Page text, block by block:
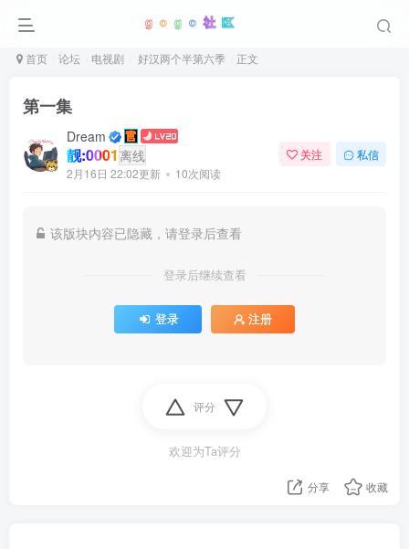
首页 论坛 电视剧 好汉两个半第六季 正文
第一集
Dream
靓:0001 离线
2月16日 22:02更新 10次阅读
关注 私信
该版块内容已隐藏，请登录后查看
登录后继续查看
登录 注册
评分
欢迎为Ta评分
分享 收藏